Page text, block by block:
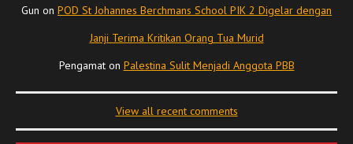
Gun on POD St Johannes Berchmans School PIK 2 Digelar dengan
Janji Terima Kritikan Orang Tua Murid
Pengamaton Palestina Sulit Menjadi Anggota PBB
View all recent comments